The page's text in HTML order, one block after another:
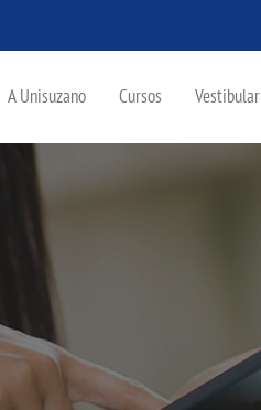
A Unisuzano Cursos Vestibular